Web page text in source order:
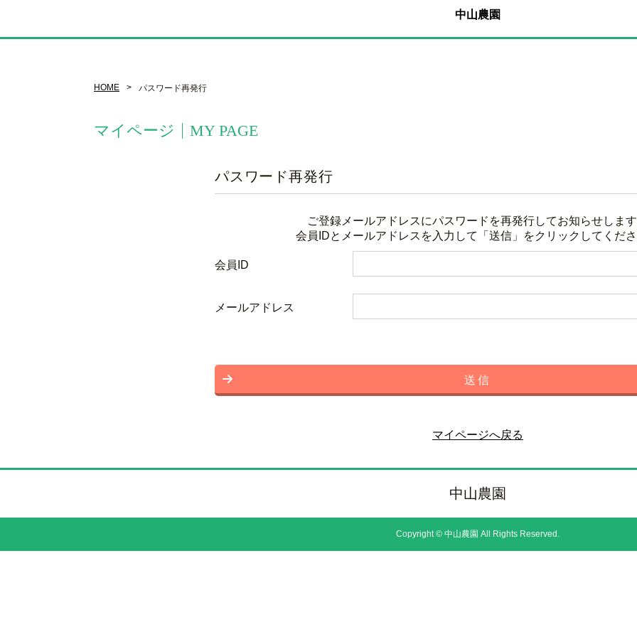
中山農園
HOME パスワード再発行
MY PAGE
マイページ
パスワード再発行
ご登録メールアドレスにパスワードを再発行してお知らせします
会員IDとメールアドレスを入力して「送信」をクリックしてくださ
会員ID
メールアドレス
送信
マイページへ戻る
中山農園
Copyright © 中山農園 All Rights Reserved.